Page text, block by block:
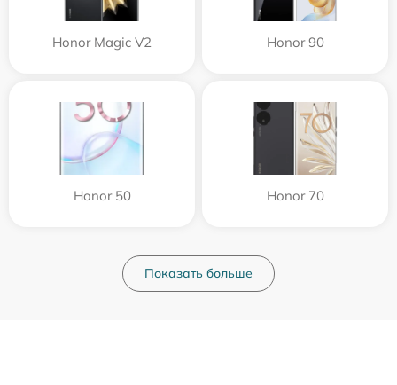
Honor Magic V2 Honor 90
Honor 50 Honor 70
Показать больше